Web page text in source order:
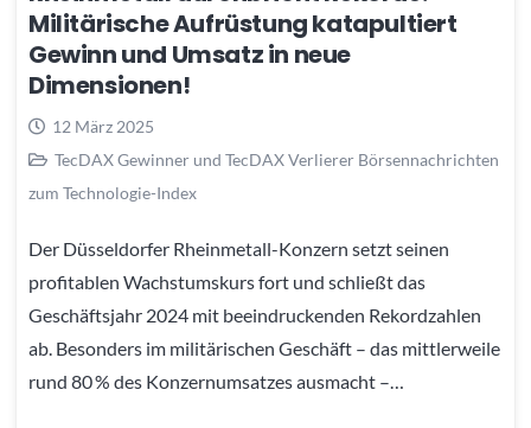
Militärische Aufrüstung katapultiert
Gewinn und Umsatz in neue
Dimensionen!
12 März 2025
TecDAX Gewinner und TecDAX Verlierer Börsennachrichten
zum Technologie-Index
Der Düsseldorfer Rheinmetall-Konzern setzt seinen
profitablen Wachstumskurs fort und schließt das
Geschäftsjahr 2024 mit beeindruckenden Rekordzahlen
ab. Besonders im militärischen Geschäft – das mittlerweile
rund 80 % des Konzernumsatzes ausmacht –…